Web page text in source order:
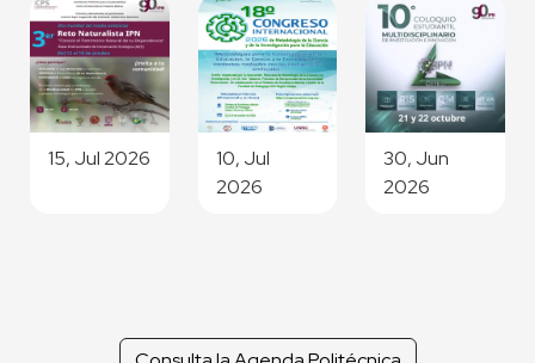
15, Jul 2026
10, Jul
2026
30, Jun
2026